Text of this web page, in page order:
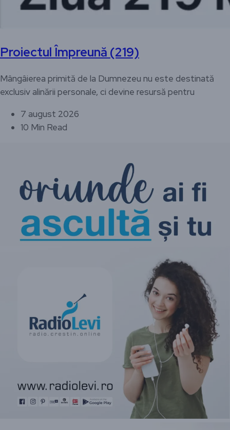
Proiectul Împreună (219)
Mângâierea primită de la Dumnezeu nu este destinată
exclusiv alinării personale, ci devine resursă pentru
7 august 2026
10 Min Read